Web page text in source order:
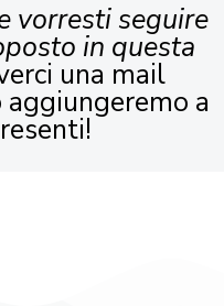
vorresti seguire
in questa
una mail
aggiungeremo a